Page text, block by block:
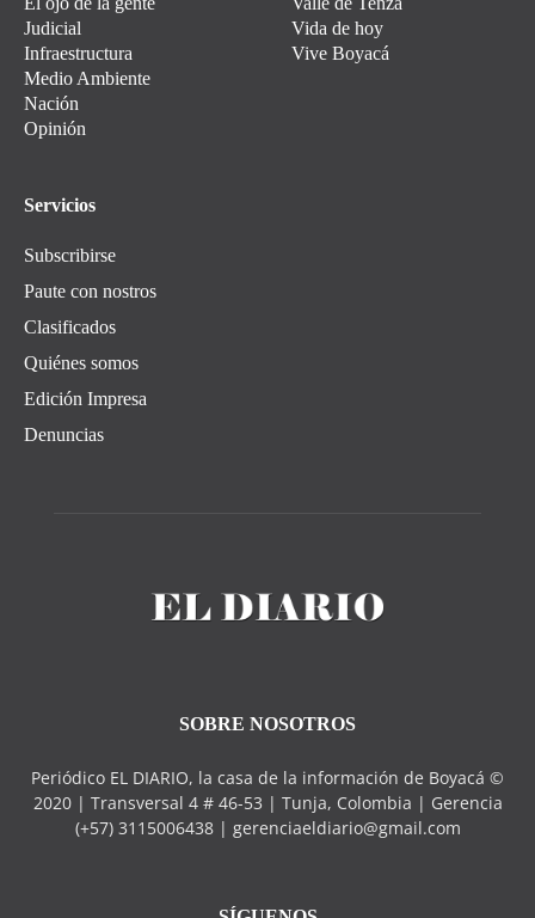
Judicial
Infraestructura
Medio Ambiente
Nación
Opinión
Vida de hoy
Vive Boyacá
Servicios
Subscribirse
Paute con nostros
Clasificados
Quiénes somos
Edición Impresa
Denuncias
SOBRE NOSOTROS
Periódico EL DIARIO, la casa de la información de Boyacá ©
2020 | Transversal 4 # 46-53 | Tunja, Colombia | Gerencia
(+57) 3115006438 | gerenciaeldiario@gmail.com